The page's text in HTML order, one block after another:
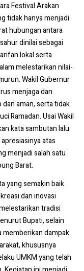
Festival Arakan
tidak hanya menjadi
hubungan antara
dinilai sebagai
lokal serta
melestarikan nilai-
Wakil Gubernur
menjaga dan
aman, serta tidak
Ramadan. Usai Wakil
kata sambutan lalu
atas
menjadi salah satu
Barat.
yang semakin baik
dan inovasi
tradisi
Bupati, selain
memberikan dampak
khususnya
UMKM yang telah